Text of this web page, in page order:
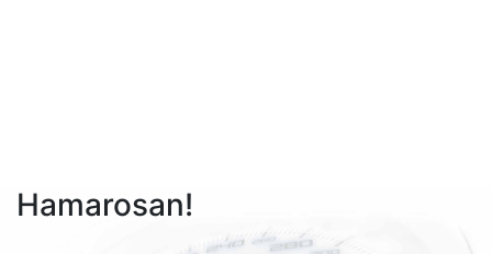
Hamarosan!